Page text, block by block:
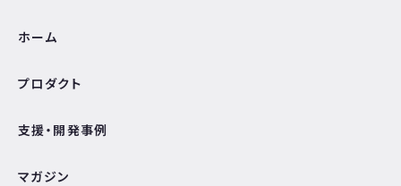
ホーム
プロダクト
支援・開発事例
マガジン